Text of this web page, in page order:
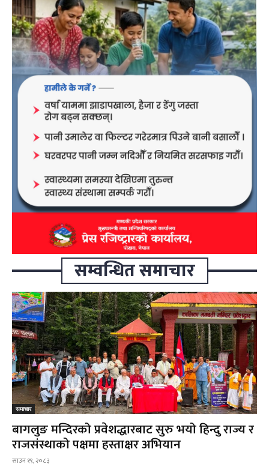
सम्वन्धित समाचार
समाचार
बागलुङ मन्दिरको प्रवेशद्धारबाट सुरु भयो हिन्दु राज्य र
राजसंस्थाको पक्षमा हस्ताक्षर अभियान
साउन १९, २०८३